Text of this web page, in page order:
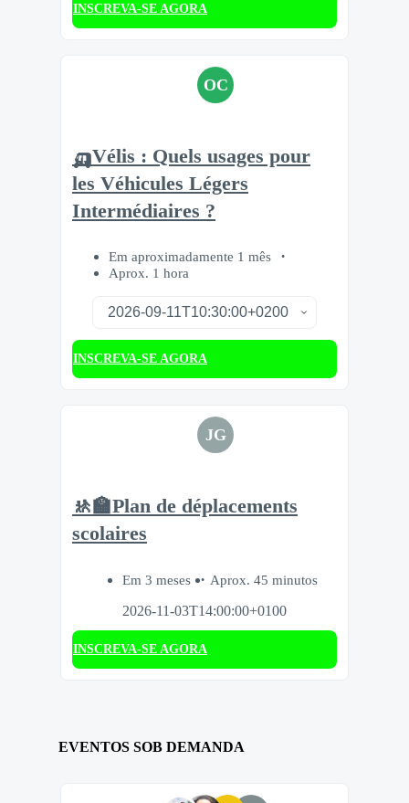
INSCREVA-SE AGORA
OC
🛺Vélis : Quels usages pour
les Véhicules Légers
Intermédiaires ?
Em aproximadamente 1 mês
Aprox. 1 hora
INSCREVA-SE AGORA
JG
🚸🏫Plan de déplacements
scolaires
Em 3 meses
Aprox. 45 minutos
2026-11-03T14:00:00+0100
INSCREVA-SE AGORA
EVENTOS SOB DEMANDA